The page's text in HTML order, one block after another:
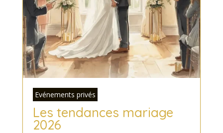
Evénements privés
Les tendances mariage
2026